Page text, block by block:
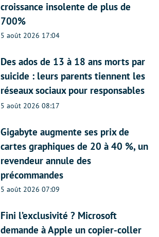
croissance insolente de plus de
700%
5 août 2026 17:04
Des ados de 13 à 18 ans morts par
suicide : leurs parents tiennent les
réseaux sociaux pour responsables
5 août 2026 08:17
Gigabyte augmente ses prix de
cartes graphiques de 20 à 40 %, un
revendeur annule des
précommandes
5 août 2026 07:09
Fini l’exclusivité ? Microsoft
demande à Apple un copier-coller